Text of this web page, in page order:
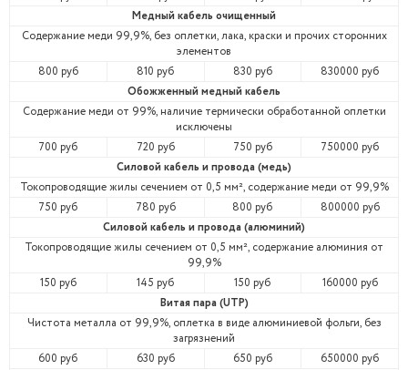
Медный кабель очищенный
Содержание меди 99,9%, без оплетки, лака, краски и прочих сторонних
элементов
800 руб
810 руб 830 руб
830000 руб
Обожженный медный кабель
Содержание меди от 99%, наличие термически обработанной оплетки
исключены
700 руб
720 руб 750 руб
750000 руб
Силовой кабель и провода (медь)
Токопроводящие жилы сечением от 0,5 мм², содержание меди от 99,9%
750 руб
780 руб 800 руб
800000 руб
Силовой кабель и провода (алюминий)
Токопроводящие жилы сечением от 0,5 мм², содержание алюминия от
99,9%
150 руб
145 руб 150 руб
160000 руб
Витая пара (UTP)
Чистота металла от 99,9%, оплетка в виде алюминиевой фольги, без
загрязнений
600 руб
630 руб 650 руб
650000 руб